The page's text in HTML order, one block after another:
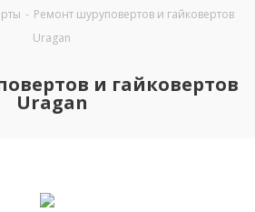
- Ремонт шуруповертов и гайковертов
Uragan
и гайковертов
Uragan